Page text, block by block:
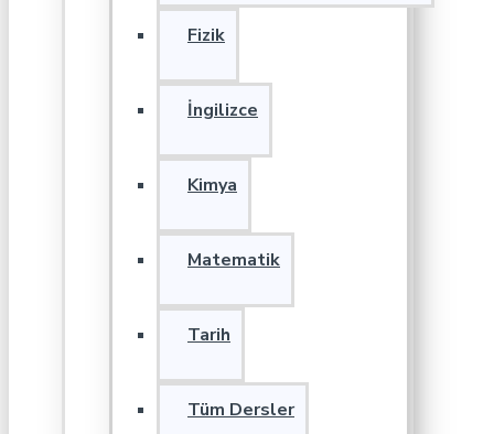
Fizik
İngilizce
Kimya
Matematik
Tarih
Tüm Dersler